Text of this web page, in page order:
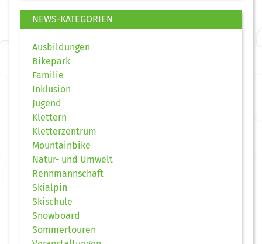
NEWS-KATEGORIEN
Ausbildungen
Bikepark
Familie
Inklusion
Jugend
Klettern
Kletterzentrum
Mountainbike
Natur- und Umwelt
Rennmannschaft
Skialpin
Skischule
Snowboard
Sommertouren